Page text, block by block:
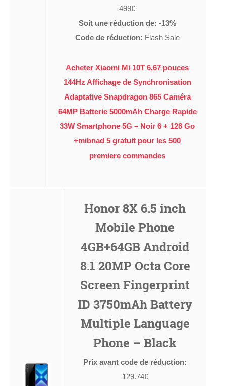
499€
Soit une réduction de: -13%
Code de réduction: Flash Sale
Acheter Xiaomi Mi 10T 6,67 pouces
144Hz Affichage de Synchronisation
Adaptative Snapdragon 865 Caméra
64MP Batterie 5000mAh Charge Rapide
33W Smartphone 5G – Noir 6 + 128 Go
+mibnad 5 gratuit pour les 500
premiere commandes
Honor 8X 6.5 inch
Mobile Phone
4GB+64GB Android
8.1 20MP Octa Core
Screen Fingerprint
ID 3750mAh Battery
Multiple Language
Phone – Black
Prix avant code de réduction:
129.74€